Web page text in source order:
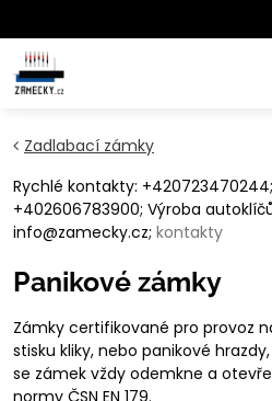
Zadlabací zámky
Rychlé kontakty:
+402606783900; Výroba
info@zamecky.cz; kontakty
Panikové zámky
Zámky certifikované pro provoz
stisku kliky, nebo panikové
se zámek vždy odemkne a otevře.
normy ČSN EN 179.